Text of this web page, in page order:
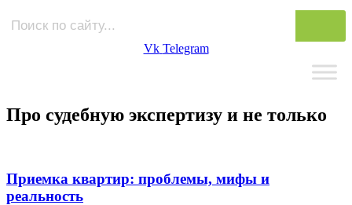
Vk Telegram
Про судебную экспертизу и не только
Приемка квартир: проблемы, мифы и
реальность